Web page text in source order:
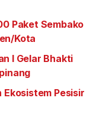
Paket Sembako
Kota
I Gelar Bhakti
Ekosistem Pesisir